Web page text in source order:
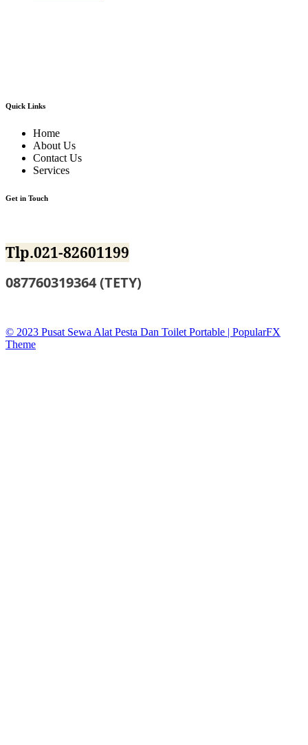
Quick Links
Home
About Us
Contact Us
Services
Get in Touch
Tlp.021-82601199
087760319364 (TETY)
© 2023 Pusat Sewa Alat Pesta Dan Toilet Portable | PopularFX
Theme